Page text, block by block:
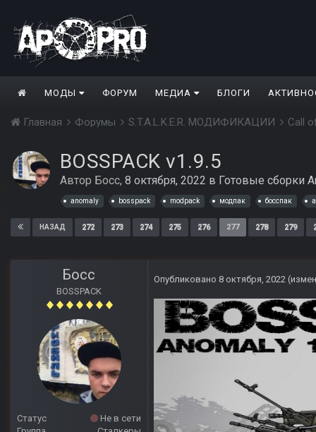
МОДЫ ФОРУМ МЕДИА БЛОГИ
Главная Форумы S.T.A.L.K.E.R. МОДИФИКАЦИИ Call
BOSSPACK v1.9.5
Автор Босс, 8 октября, 2022 в Готовые сборки
anomaly bosspack modpack модпак босспак
НАЗАД 272 273 274 275 276 277 278 279
Босс
BOSSPACK
Статус
Не в сети
Опубликовано 8 октября, 2022